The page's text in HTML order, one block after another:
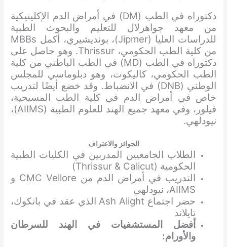
دكتوراه في الطب (DM) في أمراض الدم الإكلينيكية
من معهد جواهرلال للتعليم والبحوث الطبية
للدراسات العليا (Jipmer)، بونديشيري، أكمل MBBs
من كلية الطب الحكومي، Thrissur. وهو حاصل على
دكتوراه في الطب (MD) في الطب الباطني من كلية
الطب الحكومي، كاليكوت، وهو دبلوماسي للمجلس
الوطني (DNB) في الانضباط. وقد خضع أيضًا لتدريب
خاص في أمراض الدم في كلية الطب المسيحية،
فيلور، وفي معهد جميع الهند للعلوم الطبية (AIIMS)،
نيودلهي.
الجوائز والاعتراف
الطلاب الجامعيين المدربين في الكليات الطبية
الحكومية (Thrissur & Calicut)
التدريب في أمراض الدم من CMC Vellore و
AIIMS، نيودلهي
حضر اجتماع Ash Alight الذي عقد في بانكوك،
تايلاند
أفضل المستشفيات في الهند للسرطان
والأورام: